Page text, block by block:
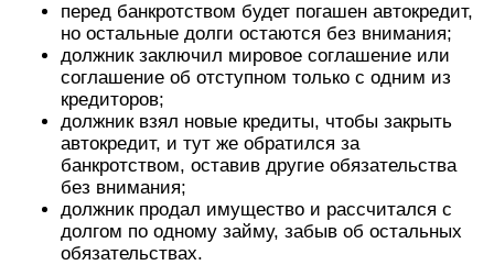
перед банкротством будет погашен автокредит,
но остальные долги остаются без внимания;
должник заключил мировое соглашение или
соглашение об отступном только с одним из
кредиторов;
должник взял новые кредиты, чтобы закрыть
автокредит, и тут же обратился за
банкротством, оставив другие обязательства
без внимания;
должник продал имущество и рассчитался с
долгом по одному займу, забыв об остальных
обязательствах.